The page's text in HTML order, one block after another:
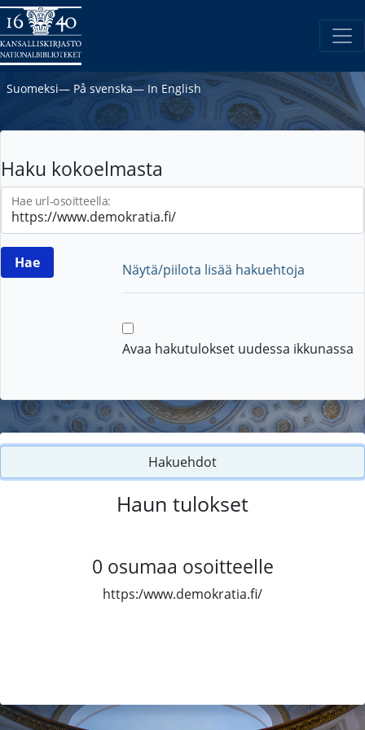
Suomeksi― På svenska― In English
Haku kokoelmasta
Hae url-osoitteella:
Näytä/piilota lisää hakuehtoja
Avaa hakutulokset uudessa ikkunassa
Hakuehdot
Haun tulokset
0 osumaa osoitteelle
https:/www.demokratia.fi/